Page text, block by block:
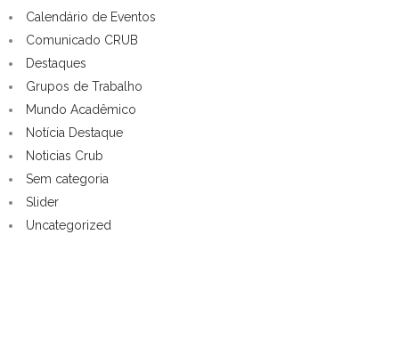
Calendário de Eventos
Comunicado CRUB
Destaques
Grupos de Trabalho
Mundo Acadêmico
Notícia Destaque
Noticias Crub
Sem categoria
Slider
Uncategorized